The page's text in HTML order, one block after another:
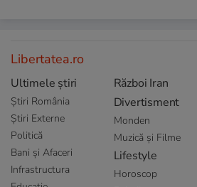
Libertatea.ro
Ultimele știri
Știri România
Știri Externe
Politică
Bani și Afaceri
Infrastructura
Război Iran
Divertisment
Monden
Muzică și Filme
Lifestyle
Horoscop